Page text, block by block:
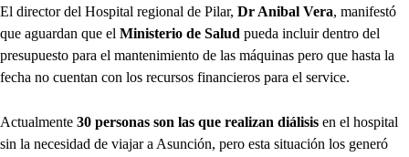
El director del Hospital regional de Pilar, Dr Anibal Vera, manifestó
que aguardan que el Ministerio de Salud pueda incluir dentro del
presupuesto para el mantenimiento de las máquinas pero que hasta la
fecha no cuentan con los recursos financieros para el service.
Actualmente 30 personas son las que realizan diálisis en el hospital
sin la necesidad de viajar a Asunción, pero esta situación los generó